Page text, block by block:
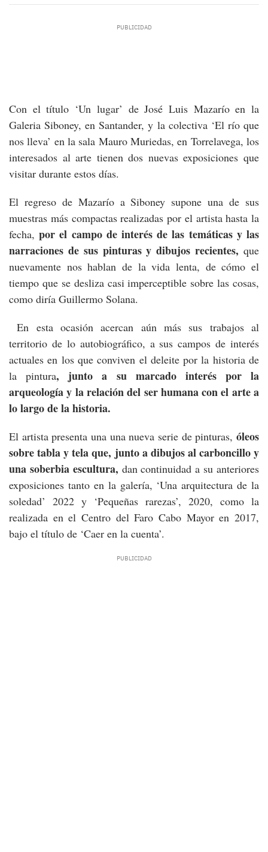
Con el título ‘Un lugar’ de José Luis Mazarío en la
Galeria Siboney, en Santander, y la colectiva ‘El río que
nos lleva’ en la sala Mauro Muriedas, en Torrelavega, los
interesados al arte tienen dos nuevas exposiciones que
visitar durante estos días.
El regreso de Mazarío a Siboney supone una de sus
muestras más compactas realizadas por el artista hasta la
fecha,por el campo de interés de las temáticas y las
narraciones de sus pinturas y dibujos recientes, que
nuevamente nos hablan de la vida lenta, de cómo el
tiempo que se desliza casi imperceptible sobre las cosas,
como diría Guillermo Solana.
En esta ocasión acercan aún más sus trabajos al
territorio de lo autobiográfico, a sus campos de interés
actuales en los que conviven el deleite por la historia de
la pintura, junto a su marcado interés por la
arqueología y la relación del ser humana con el arte a
lo largo de la historia.
El artista presenta una una nueva serie de pinturas, óleos
sobre tabla y tela que, junto a dibujos al carboncillo y
una soberbia escultura, dan continuidad a su anteriores
exposiciones tanto en la galería, ‘Una arquitectura de la
soledad’ 2022 y ‘Pequeñas rarezas’, 2020, como la
realizada en el Centro del Faro Cabo Mayor en 2017,
bajo el título de ‘Caer en la cuenta’.